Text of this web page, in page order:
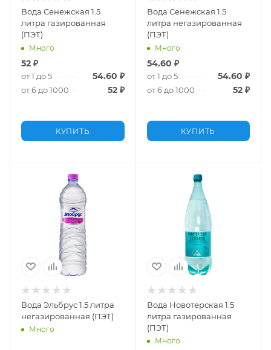
Вода Сенежская 1.5
литра газированная
(ПЭТ)
Много
52 ₽
от 1 до 5 54.60 ₽
от 6 до 1000 52₽
КУПИТЬ
Вода Сенежская 1.5
литра негазированная
(ПЭТ)
Много
54.60 ₽
от 1 до 5 54.60 ₽
от 6 до 1000 52 ₽
КУПИТЬ
Вода Эльбрус 1.5 литра
негазированная (ПЭТ)
Много
Вода Новотерская 1.5
литра газированная
(ПЭТ)
Много